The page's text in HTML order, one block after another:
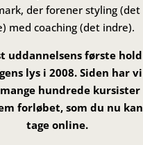
der forener styling (det
med coaching (det indre).
uddannelsens første hold
lys i 2008. Siden har vi
hundrede kursister
forløbet, som du nu kan
tage online.